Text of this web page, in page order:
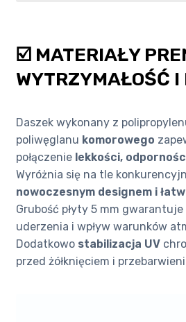
☑️ MATERIAŁY
WYTRZYMAŁOŚĆ
Daszek wykonany z
poliwęglanu komorowego
połączenielekkości,
Wyróżnia się na tle
nowoczesnym designem i
Grubość płyty 5 mm
uderzenia i wpływ warunków
Dodatkowo stabilizacja UV
przed żółknięciem i